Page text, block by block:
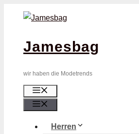
Jamesbag
wir haben die Modetrends
Herren